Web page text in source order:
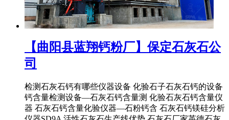
【曲阳县蓝翔钙粉厂】保定石灰石公
司
检测石灰石钙有哪些仪器设备 化验石子石灰石钙的设备
钙含量检测设备—石灰石钙含量测 化验石灰石钙含量仪
器 石灰石钙含量化验仪器—石粉钙含 石灰石钙镁硅分析